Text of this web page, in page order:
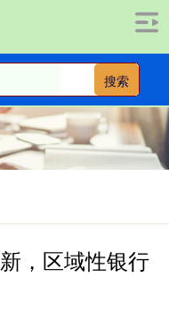
搜索
，区域性银行